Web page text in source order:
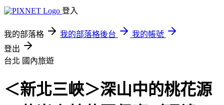
登入
我的部落格 我的部落格後台
我的帳號
登出
台北 國內旅遊
＜新北三峽＞深山中的桃花源